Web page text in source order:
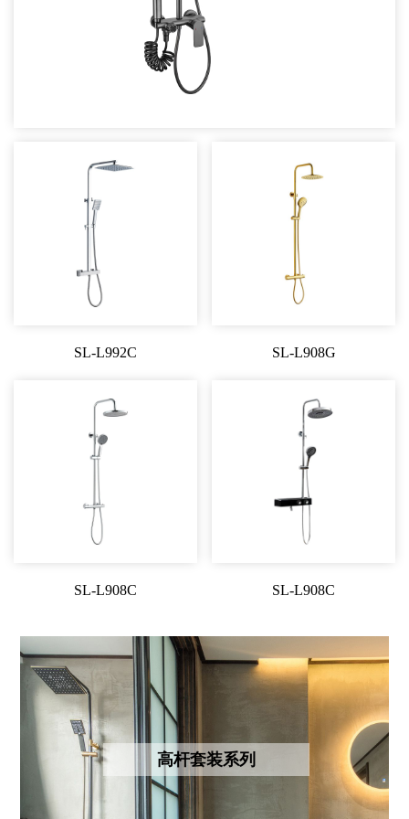
SL-L992C SL-L908G
SL-L908C SL-L908C
高杆套装系列